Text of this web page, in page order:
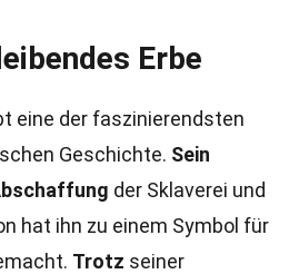
Erbe
eine der faszinierendsten
Geschichte. Sein
der Sklaverei und
hat ihn zu einem Symbol für
Trotz seiner